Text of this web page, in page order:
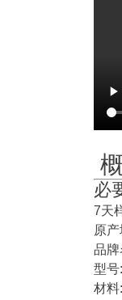
必
7天
原
品
型号
材料